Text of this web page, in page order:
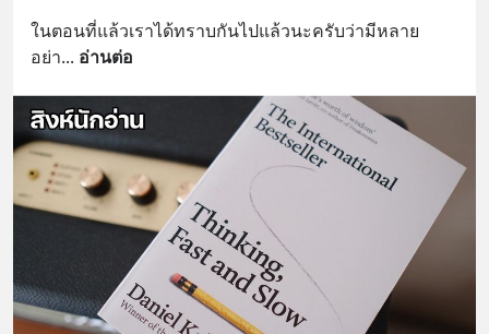
ในตอนที่แล้วเราได้ทราบกันไปแล้วนะครับว่ามีหลาย
อย่า... อ่านต่อ